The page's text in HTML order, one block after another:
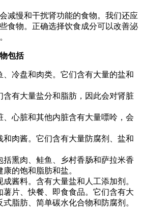
减慢和干扰肾功能的食物。我们还应
食物。正确选择饮食成分可以改善泌
包括
、冷盘和肉类。它们含有大量的盐和
含有大量盐分和脂肪，因此会对肾脏
、心脏和其他内脏含有大量嘌呤，会
和肉酱。它们含有大量防腐剂、盐和
括熏肉、鲑鱼、乡村香肠和萨拉米香
的饱和脂肪和盐。
酱料。含有大量盐和人工添加剂。
薯片、快餐、即食食品。它们含有大
脂肪、简单碳水化合物和防腐剂。